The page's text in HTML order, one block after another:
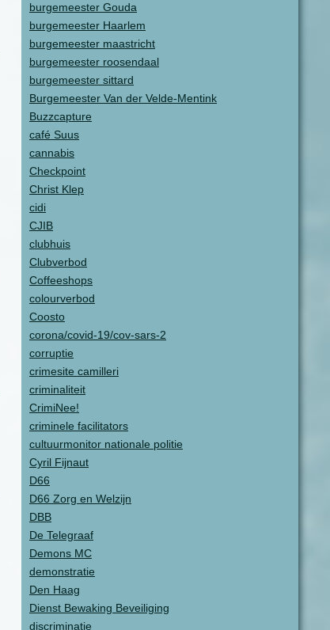
burgemeester Gouda
burgemeester Haarlem
burgemeester maastricht
burgemeester roosendaal
burgemeester sittard
Burgemeester Van der Velde-Mentink
Buzzcapture
café Suus
cannabis
Checkpoint
Christ Klep
cidi
CJIB
clubhuis
Clubverbod
Coffeeshops
colourverbod
Coosto
corona/covid-19/cov-sars-2
corruptie
crimesite camilleri
criminaliteit
CrimiNee!
criminele facilitators
cultuurmonitor nationale politie
Cyril Fijnaut
D66
D66 Zorg en Welzijn
DBB
De Telegraaf
Demons MC
demonstratie
Den Haag
Dienst Bewaking Beveiliging
discriminatie